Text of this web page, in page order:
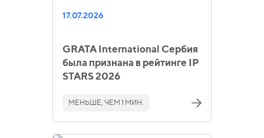
17.07.2026
GRATA International Сербия
была признана в рейтинге IP
STARS 2026
МЕНЬШЕ, ЧЕМ 1 МИН.